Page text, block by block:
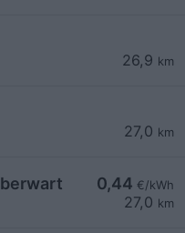
26,9 km
27,0 km
0,44 €/kWh
27,0 km